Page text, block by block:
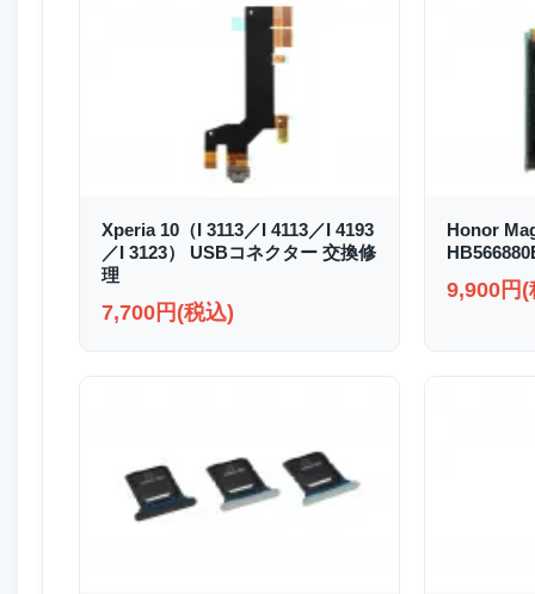
Xperia 10（I 3113／I 4113／I 4193
／I 3123） USBコネクター 交換修
理
7,700円(税込)
Honor
9,900円(